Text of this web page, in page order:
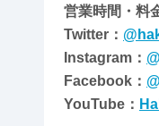
営業時間・料
Twitter：
Instagram：
Facebook：
YouTube：